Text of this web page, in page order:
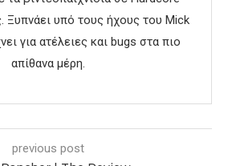
Ξυπνάει υπό τους ήχους του Mick
για ατέλειες και bugs στα πιο
απίθανα μέρη.
previous post